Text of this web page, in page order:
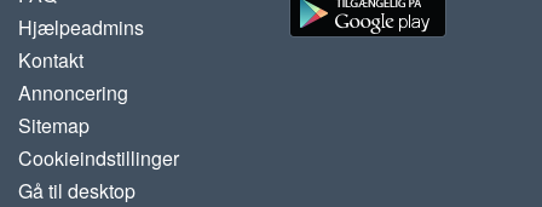
Hjælpeadmins
Kontakt
Annoncering
Sitemap
Cookieindstillinger
Gå til desktop